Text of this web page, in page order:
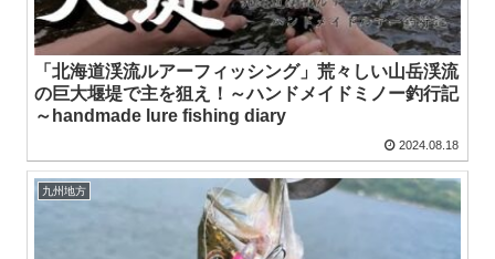
「北海道渓流ルアーフィッシング」荒々しい山岳渓流
の巨大堰堤で主を狙え！～ハンドメイドミノー釣行記
～handmade lure fishing diary
2024.08.18
九州地方